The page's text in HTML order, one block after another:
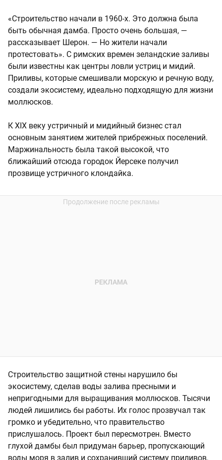
«Строительство начали в 1960-х. Это должна была
быть обычная дамба. Просто очень большая, —
рассказывает Шерон. — Но жители начали
протестовать». С римских времен зеландские заливы
были известны как центры ловли устриц и мидий.
Приливы, которые смешивали морскую и речную воду,
создали экосистему, идеально подходящую для жизни
моллюсков.
К XIX веку устричный и мидийный бизнес стал
основным занятием жителей прибрежных поселений.
Маржинальность была такой высокой, что
ближайший отсюда городок Йерсеке получил
прозвище устричного клондайка.
Строительство защитной стены нарушило бы
экосистему, сделав воды залива пресными и
непригодными для выращивания моллюсков. Тысячи
людей лишились бы работы. Их голос прозвучал так
громко и убедительно, что правительство
прислушалось. Проект был пересмотрен. Вместо
глухой дамбы был придуман барьер, пропускающий
воды моря в залив и сохранивший систему приливов.